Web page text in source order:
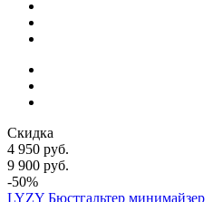
Скидка
4 950 руб.
9 900 руб.
-50%
LYZY Бюстгальтер минимайзер